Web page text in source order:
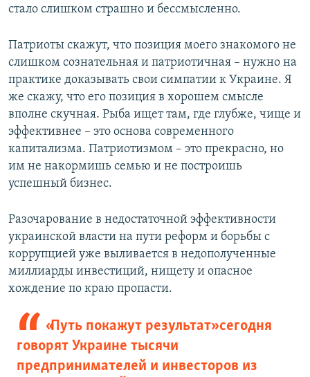
стало слишком страшно и бессмысленно.
Патриоты скажут, что позиция моего знакомого не
слишком сознательная и патриотичная – нужно на
практике доказывать свои симпатии к Украине. Я
же скажу, что его позиция в хорошем смысле
вполне скучная. Рыба ищет там, где глубже, чище и
эффективнее – это основа современного
капитализма. Патриотизмом – это прекрасно, но
им не накормишь семью и не построишь
успешный бизнес.
Разочарование в недостаточной эффективности
украинской власти на пути реформ и борьбы с
коррупцией уже выливается в недополученные
миллиарды инвестиций, нищету и опасное
хождение по краю пропасти.
«Путь покажут результат» сегодня
говорят Украине тысячи
предпринимателей и инвесторов из